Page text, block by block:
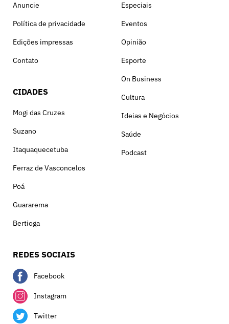
Anuncie
Política de privacidade
Edições impressas
Contato
CIDADES
Mogi das Cruzes
Suzano
Itaquaquecetuba
Ferraz de Vasconcelos
Poá
Guararema
Bertioga
Especiais
Eventos
Opinião
Esporte
On Business
Cultura
Ideias e Negócios
Saúde
Podcast
REDES SOCIAIS
Facebook
Instagram
Twitter